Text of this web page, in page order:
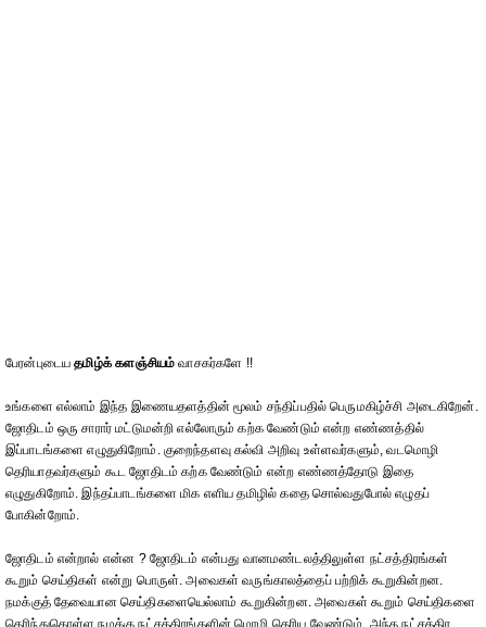
பேரன்புடையதமிழ்க் களஞ்சியம் வாசகர்களே !!
உங்களை எல்லாம் இந்த இணையதளத்தின் மூலம் சந்திப்பதில் பெருமகிழ்ச்சி அடைகிறேன்.
ஜோதிடம் ஒரு சாரார் மட்டுமன்றி எல்லோரும் கற்க வேண்டும் என்ற எண்ணத்தில்
இப்பாடங்களை எழுதுகிறோம். குறைந்தளவு கல்வி அறிவு உள்ளவர்களும், வடமொழி
தெரியாதவர்களும் கூட ஜோதிடம் கற்க வேண்டும் என்ற எண்ணத்தோடு இதை
எழுதுகிறோம். இந்தப்பாடங்களை மிக எளிய தமிழில் கதை சொல்வதுபோல் எழுதப்
போகின்றோம்.
ஜோதிடம் என்றால் என்ன ? ஜோதிடம் என்பது வானமண்டலத்திலுள்ள நட்சத்திரங்கள்
கூறும் செய்திகள் என்று பொருள். அவைகள் வருங்காலத்தைப் பற்றிக் கூறுகின்றன.
நமக்குத் தேவையான செய்திகளையெல்லாம் கூறுகின்றன. அவைகள் கூறும் செய்திகளை
தெரிந்துகொள்ள நமக்கு நட்சத்திரங்களின் மொழி தெரிய வேண்டும். அந்த நட்சத்திர